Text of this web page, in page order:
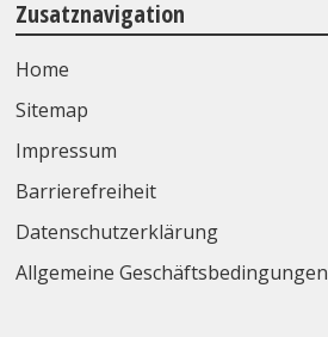
Zusatznavigation
Home
Sitemap
Impressum
Barrierefreiheit
Datenschutzerklärung
Allgemeine Geschäftsbedingungen